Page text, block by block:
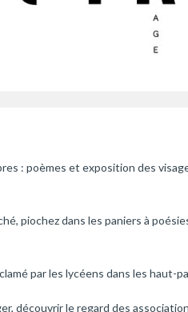
: poèmes et exposition des
piochez dans les paniers à
par les lycéens dans les haut-
découvrir le regard des